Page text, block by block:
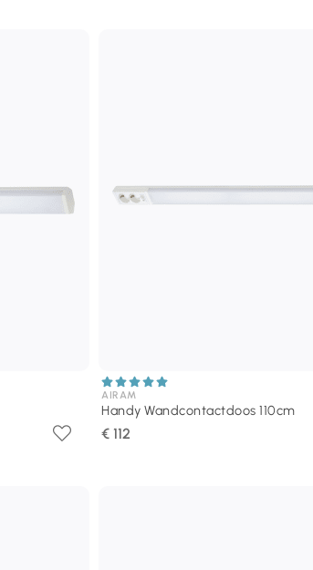
AIRAM
Handy Wandcontactdoos 110cm
€ 112